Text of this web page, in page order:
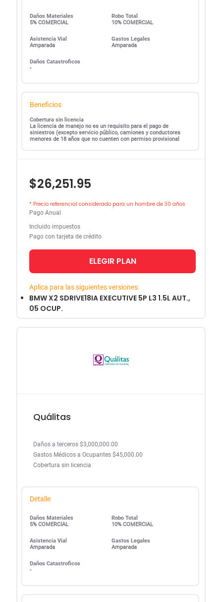
Daños Materiales
5% COMERCIAL
Robo Total
10% COMERCIAL
Asistencia Vial
Amparada
Gastos Legales
Amparada
Daños Catastroficos
-
Beneficios
Cobertura sin licencia
La licencia de manejo no es un requisito para el pago de
siniestros (excepto servicio público, camiones y conductores
menores de 18 años que no cuenten con permiso provisional
$26,251.95
* Precio referencial considerado para un hombre de 30 años
Pago Anual
Incluido impuestos
Pago con tarjeta de crédito
ELEGIR PLAN
Aplica para las siguientes versiones:
BMW X2 SDRIVE18IA EXECUTIVE 5P L3 1.5L AUT.,
05 OCUP.
Quálitas
Daños a terceros $3,000,000.00
Gastos Médicos a Ocupantes $45,000.00
Cobertura sin licencia
Detalle
Daños Materiales
5% COMERCIAL
Robo Total
10% COMERCIAL
Asistencia Vial
Amparada
Gastos Legales
Amparada
Daños Catastroficos
-